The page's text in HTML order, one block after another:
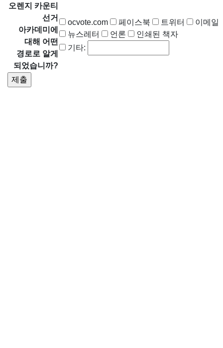
오렌지 카운티
선거
아카데미에
대해 어떤
경로로 알게
되었습니까?
ocvote.com 페이스북 트위터
이메일
뉴스레터
언론
인쇄된 책자
기타: